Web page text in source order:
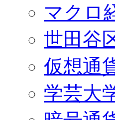
マクロ
世田谷
仮想通
学芸大